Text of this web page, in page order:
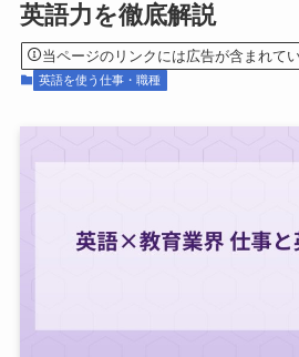
英語力を徹底解説
当ページのリンクには広告が含まれてい
英語を使う仕事・職種